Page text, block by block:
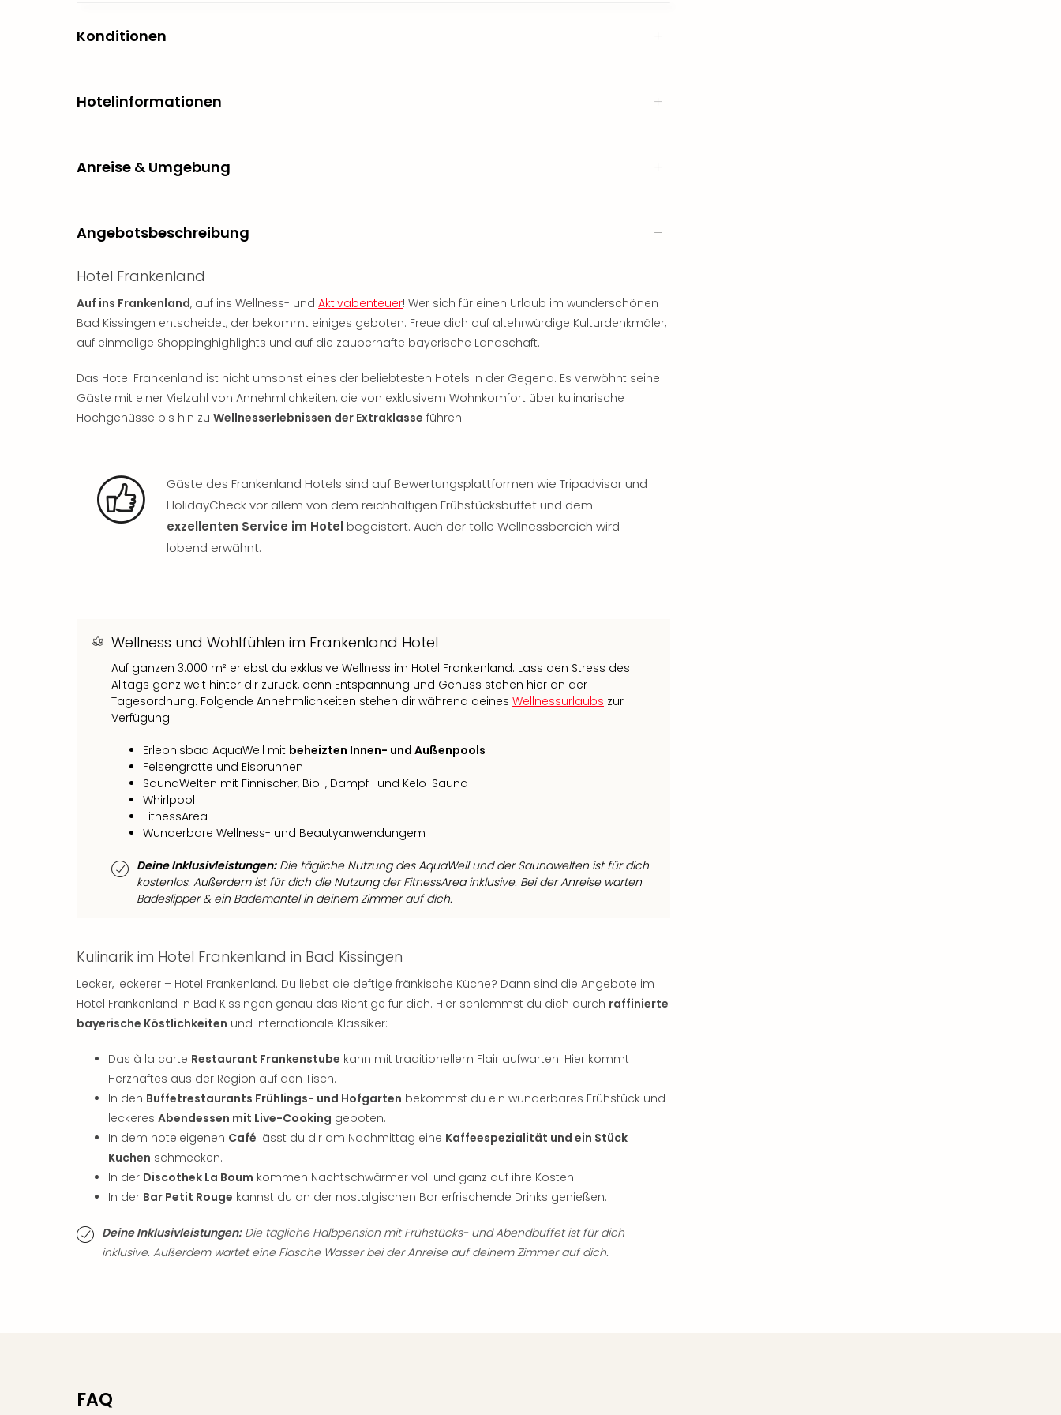
Konditionen
Hotelinformationen
Anreise & Umgebung
Angebotsbeschreibung
Hotel Frankenland
Auf ins Frankenland, auf ins Wellness- und Aktivabenteuer! Wer sich für einen Urlaub im wunderschönen
Bad Kissingen entscheidet, der bekommt einiges geboten: Freue dich auf altehrwürdige Kulturdenkmäler,
auf einmalige Shoppinghighlights und auf die zauberhafte bayerische Landschaft.
Das Hotel Frankenland ist nicht umsonst eines der beliebtesten Hotels in der Gegend. Es verwöhnt seine
Gäste mit einer Vielzahl von Annehmlichkeiten, die von exklusivem Wohnkomfort über kulinarische
Hochgenüsse bis hin zu Wellnesserlebnissen der Extraklasse führen.
Gäste des Frankenland Hotels sind auf Bewertungsplattformen wie Tripadvisor und
HolidayCheck vor allem von dem reichhaltigen Frühstücksbuffet und dem
exzellenten Service im Hotelbegeistert. Auch der tolle Wellnessbereich wird
lobend erwähnt.
Wellness und Wohlfühlen im Frankenland Hotel
Auf ganzen 3.000 m² erlebst du exklusive Wellness im Hotel Frankenland. Lass den Stress des
Alltags ganz weit hinter dir zurück, denn Entspannung und Genuss stehen hier an der
Tagesordnung. Folgende Annehmlichkeiten stehen dir während deines Wellnessurlaubs zur
Verfügung:
Erlebnisbad AquaWell mit beheizten Innen- und Außenpools
Felsengrotte und Eisbrunnen
SaunaWelten mit Finnischer, Bio-, Dampf- und Kelo-Sauna
Whirlpool
FitnessArea
Wunderbare Wellness- und Beautyanwendungem
Deine Inklusivleistungen:Die tägliche Nutzung des AquaWell und der Saunawelten ist für dich
kostenlos. Außerdem ist für dich die Nutzung der FitnessArea inklusive. Bei der Anreise warten
Badeslipper & ein Bademantel in deinem Zimmer auf dich.
Kulinarik im Hotel Frankenland in Bad Kissingen
Lecker, leckerer – Hotel Frankenland. Du liebst die deftige fränkische Küche? Dann sind die Angebote im
Hotel Frankenland in Bad Kissingen genau das Richtige für dich. Hier schlemmst du dich durch raffinierte
bayerische Köstlichkeiten und internationale Klassiker:
Das à la carte Restaurant Frankenstube kann mit traditionellem Flair aufwarten. Hier kommt
Herzhaftes aus der Region auf den Tisch.
In den Buffetrestaurants Frühlings- und Hofgarten bekommst du ein wunderbares Frühstück und
leckeres Abendessen mit Live-Cooking geboten.
In dem hoteleigenen Café lässt du dir am Nachmittag eine Kaffeespezialität und ein Stück
Kuchen schmecken.
In der Discothek La Boum kommen Nachtschwärmer voll und ganz auf ihre Kosten.
In der Bar Petit Rouge kannst du an der nostalgischen Bar erfrischende Drinks genießen.
Deine Inklusivleistungen:Die tägliche Halbpension mit Frühstücks- und Abendbuffet ist für dich
inklusive. Außerdem wartet eine Flasche Wasser bei der Anreise auf deinem Zimmer auf dich.
FAQ